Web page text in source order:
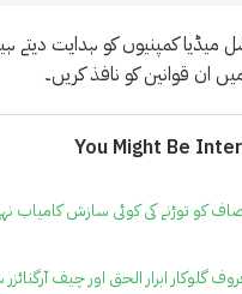
میڈیا کمپنیوں کو ہدایت دیتے
ان قوانین کو نافذ کریں۔
You Might Be
کو توڑنے کی کوئی سازش کامیاب
گلوکار ابرار الحق اور چیف